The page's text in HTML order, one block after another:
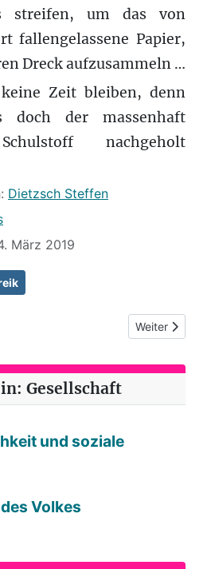
streifen, um das von
fallengelassene Papier,
Dreck aufzusammeln …
Zeit bleiben, denn
doch der massenhaft
nachgeholt
Dietzsch Steffen
März 2019
(69): KinderkreuzzugNächster
Weiter
Gesellschaft
und soziale
Volkes